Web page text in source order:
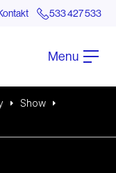
533 427 533
Menu
Show